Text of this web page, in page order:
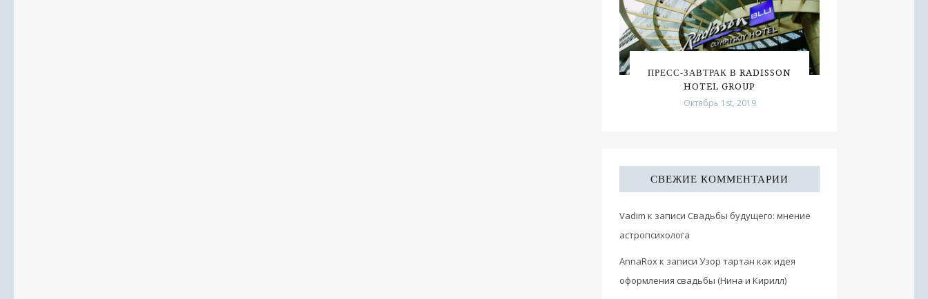
ПРЕСС-ЗАВТРАК В RADISSON
HOTEL GROUP
Октябрь 1st, 2019
СВЕЖИЕ КОММЕНТАРИИ
Vadim к записи Свадьбы будущего: мнение
астропсихолога
AnnaRoxк записи Узор тартан как идея
оформления свадьбы (Нина и Кирилл)